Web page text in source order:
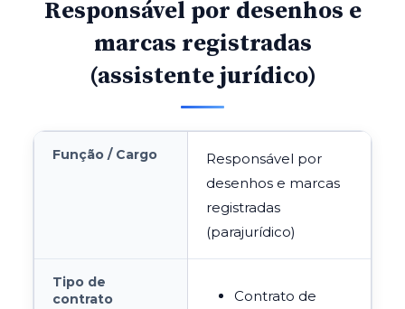
Responsável por desenhos e
marcas registradas
(assistente jurídico)
Função / Cargo
Responsável por
desenhos e marcas
registradas
(parajurídico)
Tipo de
contrato
Contrato de